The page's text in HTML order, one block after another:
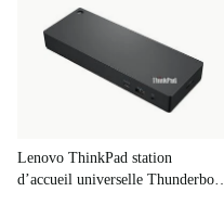
Lenovo ThinkPad station
d’accueil universelle Thunderbolt